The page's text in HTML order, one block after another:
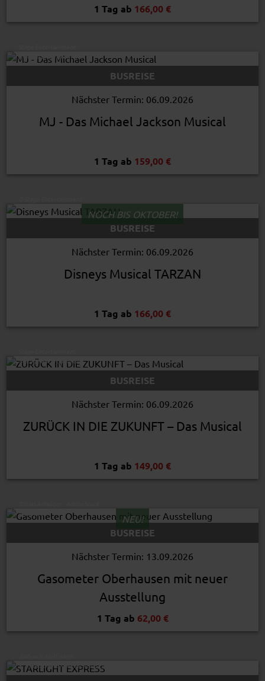
1 Tag ab 166,00 €
© Stage Entertainment
BUSREISE
Nächster Termin: 06.09.2026
MJ - Das Michael Jackson Musical
1 Tag ab 159,00 €
NOCH BIS OKTOBER!
BUSREISE
Nächster Termin: 06.09.2026
Disneys Musical TARZAN
1 Tag ab 166,00 €
© Stage Entertainment
BUSREISE
Nächster Termin: 06.09.2026
ZURÜCK IN DIE ZUKUNFT – Das Musical
1 Tag ab 149,00 €
© EasyBUS
NEU!
BUSREISE
Nächster Termin: 13.09.2026
Gasometer Oberhausen mit neuer
Ausstellung
1 Tag ab 62,00 €
© STARLIGHT EXPRESS/Joshua A. Hoffmann